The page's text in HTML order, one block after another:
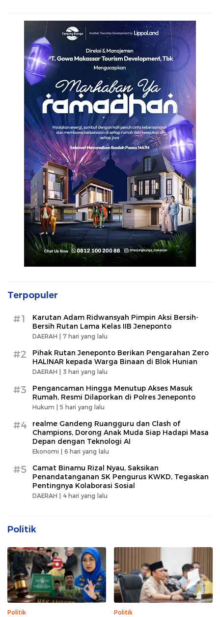
Terpopuler
#1
Karutan Adam Ridwansyah Pimpin Aksi Bersih-
Bersih Rutan Lama Kelas IIB Jeneponto
DAERAH | 7 hari yang lalu
#2
Pihak Rutan Jeneponto Berikan Pengarahan Zero
HALINAR kepada Warga Binaan di Blok Hunian
DAERAH | 3 hari yang lalu
#3
Pengancaman Hingga Menutup Akses Masuk
Rumah, Resmi Dilaporkan di Polres Jeneponto
Hukum | 5 hari yang lalu
#4
realme Gandeng Ruangguru dan Clash of
Champions, Dorong Anak Muda Siap Hadapi Masa
Depan dengan Teknologi AI
Ekonomi | 6 hari yang lalu
#5
Camat Binamu Rizal Nyau, Saksikan
Penandatanganan SK Pengurus KWKD, Tegaskan
Pentingnya Kolaborasi Sosial
DAERAH | 4 hari yang lalu
Politik
Politik Politik